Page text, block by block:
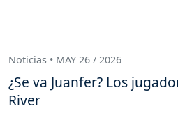
Noticias • MAY 26 / 2026
¿Se va Juanfer? Los
River